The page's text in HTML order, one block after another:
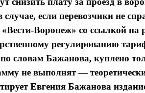
если перевозчики не
Воронеж» со ссылкой на
регулированию
словам Бажанова, куплено
не выполнят —
Евгения Бажанова